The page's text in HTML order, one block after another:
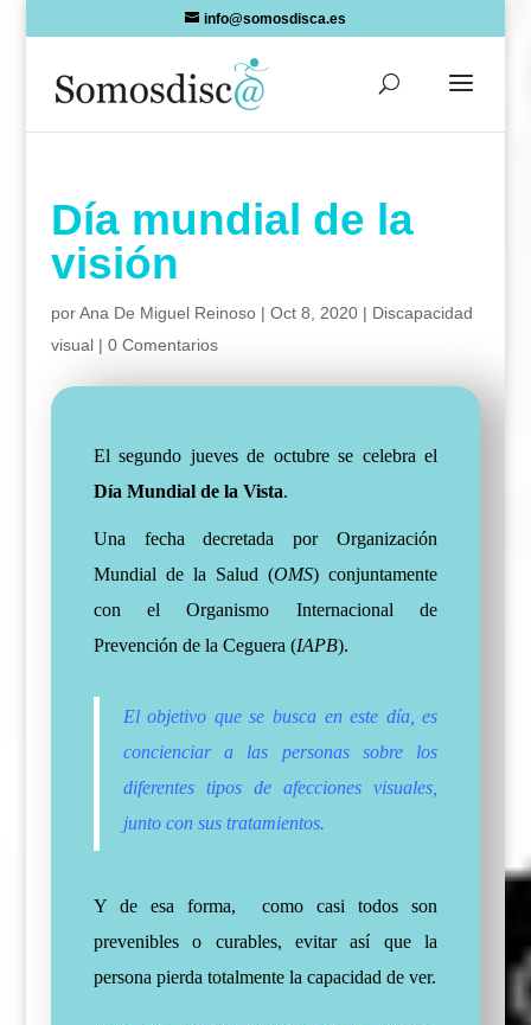
info@somosdisca.es
Día mundial de la
visión
porAna De Miguel Reinoso| Oct 8, 2020| Discapacidad
visual| 0 Comentarios
El segundo jueves de octubre se celebra el
Día Mundial de la Vista.
Una fecha decretada por Organización
Mundial de la Salud (OMS) conjuntamente
con el Organismo Internacional de
Prevención de la Ceguera (IAPB).
El objetivo que se busca en este día, es
concienciar a las personas sobre los
diferentes tipos de afecciones visuales,
junto con sus tratamientos.
Y de esa forma, como casi todos son
prevenibles o curables, evitar así que la
persona pierda totalmente la capacidad de ver.